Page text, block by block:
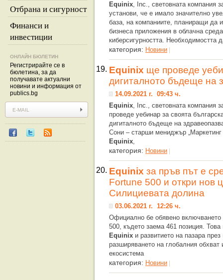
Отбрана и сигурност
Финанси и
инвестиции
ОНЛАЙН БЮЛЕТИН
Регистрирайте се в
бюлетина, за да
получавате актуални
новини и информация от
publics.bg
Equinix, Inc., световната компания
установи, че е имало значително
база, на компаниите, планиращи да
бизнеса приложения в облачна
киберсигурността. Необходимостта
категория: Новини |
19. Equinix ще проведе
дигиталното бъдеще на
14.09.2021 г. 09:43 ч.
Equinix, Inc., световната компания
проведе уебинар за своята
дигиталното бъдеще на
Сони – старши мениджър
Equinix,
категория: Новини |
20. Equinix за пръв път е
Fortune 500 и откри нов
Силициевата долина
03.06.2021 г. 12:26 ч.
Официално бе обявено
500, където заема 461 позиция.
Equinix и развитието на пазара
разширяването на глобалния обхват
екосистема
категория: Новини |